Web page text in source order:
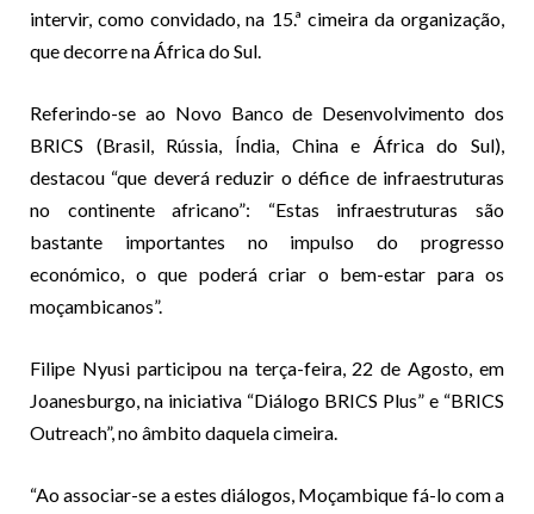
intervir, como convidado, na 15.ª cimeira da organização,
que decorre na África do Sul.
Referindo-se ao Novo Banco de Desenvolvimento dos
BRICS (Brasil, Rússia, Índia, China e África do Sul),
destacou “que deverá reduzir o défice de infraestruturas
no continente africano”: “Estas infraestruturas são
bastante importantes no impulso do progresso
económico, o que poderá criar o bem-estar para os
moçambicanos”.
Filipe Nyusi participou na terça-feira, 22 de Agosto, em
Joanesburgo, na iniciativa “Diálogo BRICS Plus” e “BRICS
Outreach”, no âmbito daquela cimeira.
“Ao associar-se a estes diálogos, Moçambique fá-lo com a